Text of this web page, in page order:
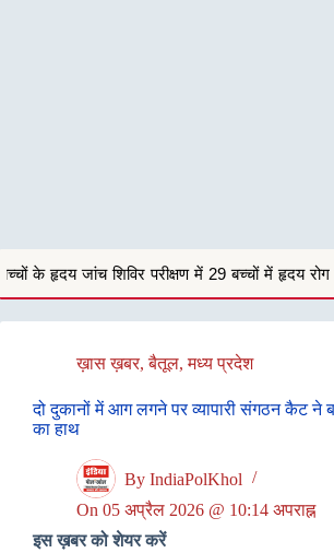
में 29 बच्चों में हृदय रोग की हुई पुष्टि मझौली
ख़ास ख़बर,बैतूल,मध्य प्रदेश
दो दुकानों में आग लगने पर व्यापारी संगठन कैट ने
का हाथ
By IndiaPolKhol
On 05 अप्रैल 2026 @ 10:14 अपराह्न
इस ख़बर को शेयर करें